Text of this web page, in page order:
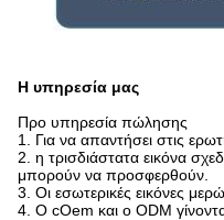
Η υπηρεσία μας
Προ υπηρεσία πώλησης
1. Για να απαντήσει στις
2. η τρισδιάστατα εικόνα
μπορούν να προσφερθούν.
3. Οι εσωτερικές εικόνες
4. Ο cOem και ο ODM